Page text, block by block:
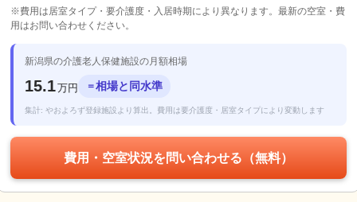
※費用は居室タイプ・要介護度・入居時期により異なります。最新の空室・費
用はお問い合わせください。
新潟県の介護老人保健施設の月額相場
15.1万円 ＝相場と同水準
集計: やおよろず登録施設より算出。費用は要介護度・居室タイプにより変動します
費用・空室状況を問い合わせる（無料）